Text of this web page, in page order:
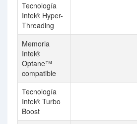
Tecnología
Intel® Hyper-
Threading
Memoria
Intel®
Optane™
compatible
Tecnología
Intel® Turbo
Boost